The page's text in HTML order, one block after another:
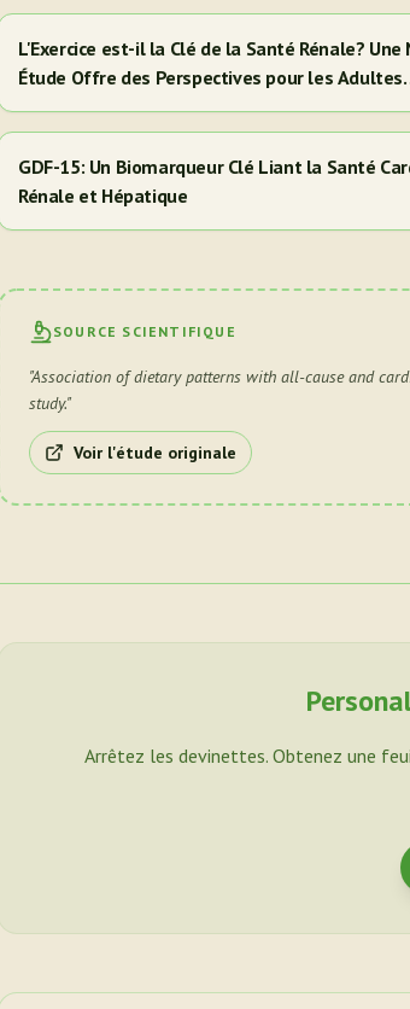
L'Exercice est-il la Clé de la Santé Rénale? Une
Étude Offre des Perspectives pour les Adultes
Hispaniques/Latinos
GDF-15: Un Biomarqueur Clé Liant la Santé
Rénale et Hépatique
SOURCE SCIENTIFIQUE
"Association of dietary patterns with all-cause and
study."
Voir l'étude originale
Arrêtez les devinettes. Obtenez une